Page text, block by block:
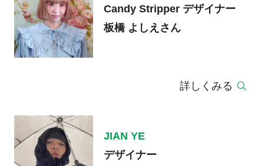
Candy Stripper デザイナー
板橋 よしえさん
詳しくみる
JIAN YE
デザイナー